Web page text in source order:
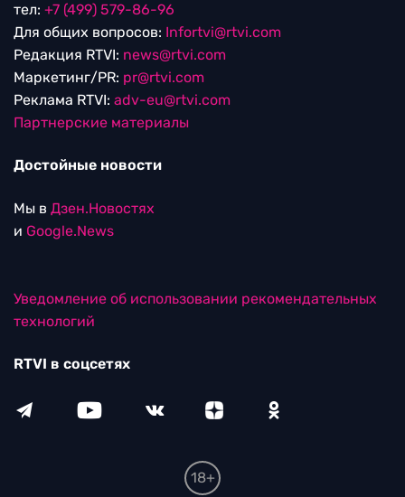
тел: +7 (499) 579-86-96
Для общих вопросов: Infortvi@rtvi.com
Редакция RTVI: news@rtvi.com
Маркетинг/PR: pr@rtvi.com
Реклама RTVI: adv-eu@rtvi.com
Партнерские материалы
Достойные новости
Мы в Дзен.Новостях
и Google.News
Уведомление об использовании рекомендательных
технологий
RTVI в соцсетях
18+